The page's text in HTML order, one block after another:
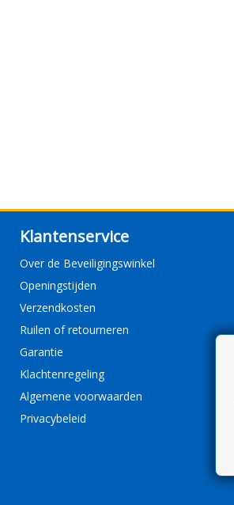
Klantenservice
Over de Beveiligingswinkel
Openingstijden
Verzendkosten
Ruilen of retourneren
Garantie
Klachtenregeling
Algemene voorwaarden
Privacybeleid